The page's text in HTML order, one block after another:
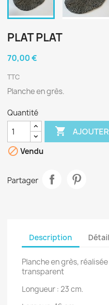
PLAT PLAT
70,00 €
TTC
Planche en grès.
Quantité

 Vendu
Partager
Description
Planche en grès,
transparent
Longueur : 23 cm.